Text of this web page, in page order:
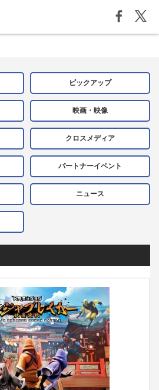
ピックアップ
映画・映像
クロスメディア
パートナーイベント
ニュース